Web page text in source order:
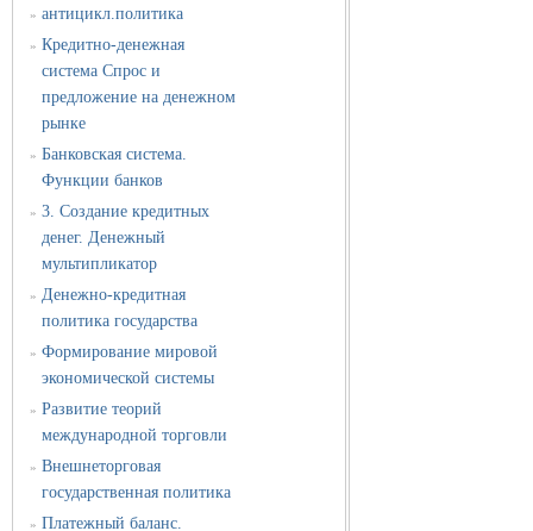
» антицикл.политика
» Кредитно-денежная
система Спрос и
предложение на денежном
рынке
» Банковская система.
Функции банков
» 3. Создание кредитных
денег. Денежный
мультипликатор
» Денежно-кредитная
политика государства
» Формирование мировой
экономической системы
» Развитие теорий
международной торговли
» Внешнеторговая
государственная политика
» Платежный баланс.